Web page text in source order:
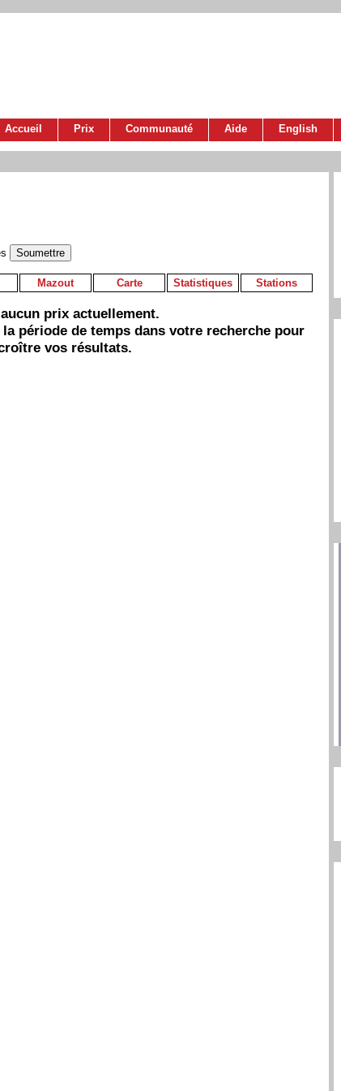
Accueil Prix Communauté Aide English
Mazout Carte Statistiques Stations
prix actuellement.
période de temps dans votre recherche pour
vos résultats.